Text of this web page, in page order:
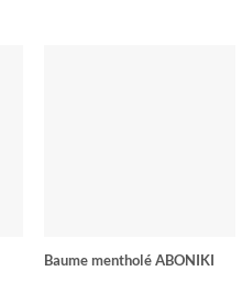
Baume mentholé ABONIKI